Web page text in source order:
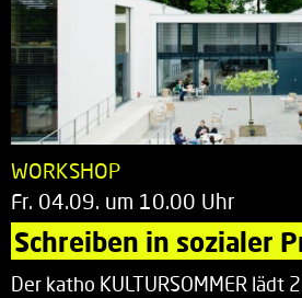
WORKSHOP
Fr. 04.09. um 10.00 Uhr
Schreiben in sozialer
Der katho KULTURSOMMER lädt